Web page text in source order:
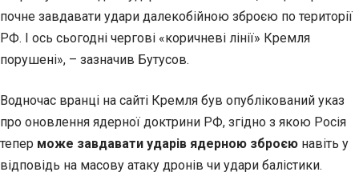
почне завдавати удари далекобійною зброєю по території
РФ. І ось сьогодні чергові «коричневі лінії» Кремля
порушені», – зазначив Бутусов.
Водночас вранці на сайті Кремля був опублікований указ
про оновлення ядерної доктрини РФ, згідно з якою Росія
тепер може завдавати ударів ядерною зброєю навіть у
відповідь на масову атаку дронів чи удари балістики.